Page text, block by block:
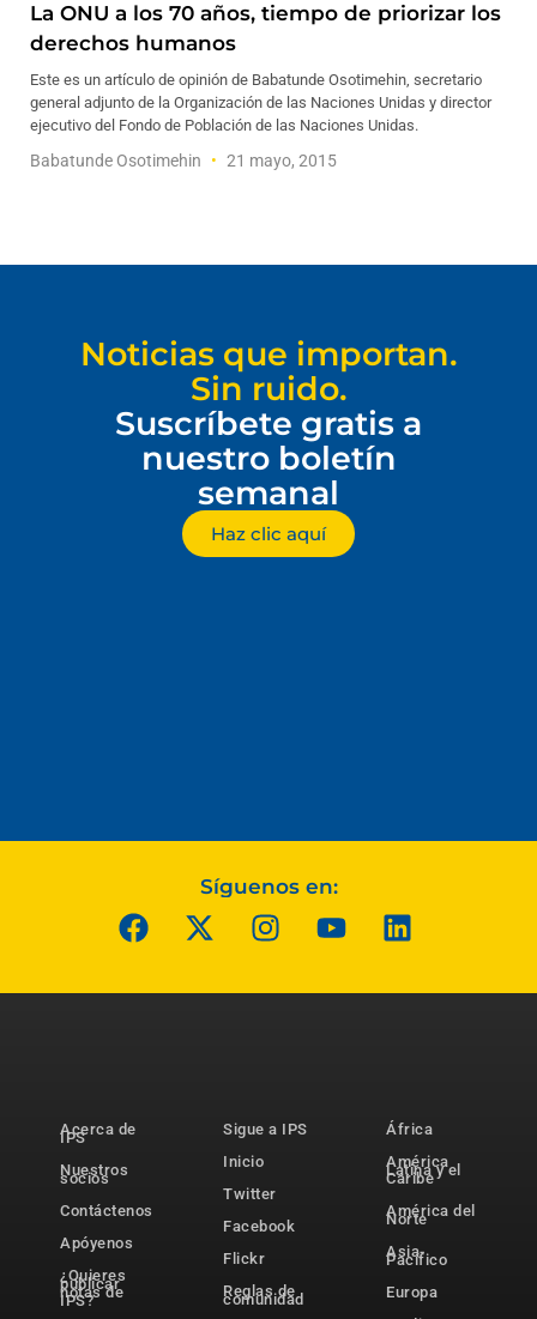
La ONU a los 70 años, tiempo de priorizar los
derechos humanos
Este es un artículo de opinión de Babatunde Osotimehin, secretario
general adjunto de la Organización de las Naciones Unidas y director
ejecutivo del Fondo de Población de las Naciones Unidas.
Babatunde Osotimehin 21 mayo, 2015
Noticias que importan.
Sin ruido.
Suscríbete gratis a
nuestro boletín
semanal
Haz clic aquí
Síguenos en:
Acerca de
IPS
Nuestros
socios
Contáctenos
Apóyenos
¿Quieres
publicar
notas de
IPS?
Sigue a IPS
Inicio
Twitter
Facebook
Flickr
Reglas de
comunidad
África
América
Latina y el
Caribe
América del
Norte
Asia-
Pacífico
Europa